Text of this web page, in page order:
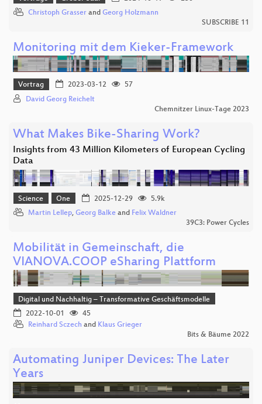
Christoph Grasser and Georg Holzmann
SUBSCRIBE 11
Monitoring mit dem Kieker-Framework
Vortrag 2023-03-12
57
David Georg Reichelt
Chemnitzer Linux-Tage 2023
What Makes Bike-Sharing Work?
Insights from 43 Million Kilometers of European Cycling
Data
Science One 2025-12-29
5.9k
Martin Lellep, Georg Balke and Felix Waldner
39C3: Power Cycles
Mobilität in Gemeinschaft, die
VIANOVA.COOP eSharing Plattform
Digital und Nachhaltig – Transformative Geschäftsmodelle
2022-10-01
45
Reinhard Sczech and Klaus Grieger
Bits & Bäume 2022
Automating Juniper Devices: The Later
Years